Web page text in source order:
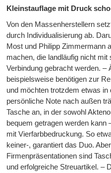
Kleinstauflage mit Druck
Von den Massenherstellern
durch Individualisierung ab.
Most und Philipp Zimmermann
machen, die landläufig nicht
Verbindung gebracht werden. –
beispielsweise benötigen zur
und möchten trotzdem etwas in
persönliche Note nach außen
Tasche an, in der sowohl
bequem getragen werden kann
mit Vierfarbbedruckung. So
keiner-, garantiert das Duo.
Firmenpräsentationen sind
und erfolgreiche Streuartikel. –